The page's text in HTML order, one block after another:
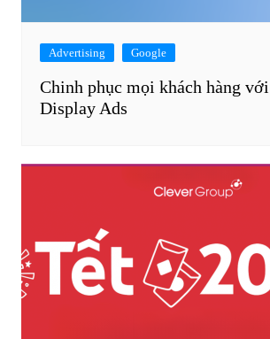
Advertising Google
Chinh phục mọi khách hàng
Display Ads